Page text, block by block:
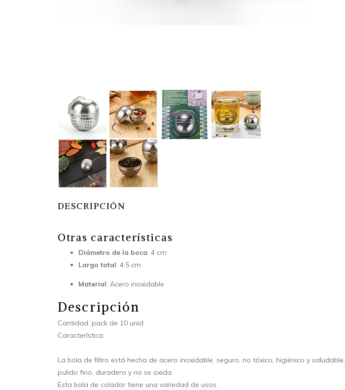
DESCRIPCIÓN
Otras características
Diámetro de la boca: 4 cm
Largo total: 4.5 cm
Material: Acero inoxidable
Descripción
Cantidad: pack de 10 unid
Característica:
La bola de filtro está hecha de acero inoxidable, seguro, no tóxico, higiénico y saludable,
pulido fino, duradero y no se oxida.
Esta bola de colador tiene una variedad de usos.